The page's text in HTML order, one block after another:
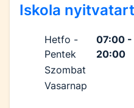
Iskola
Hetfo -
Pentek
07:00 -
20:00
Szombat
Vasarnap